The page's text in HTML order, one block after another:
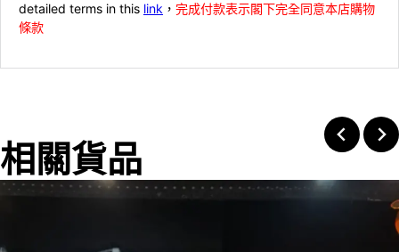
detailed terms in this link ， 完成付款表示閣下完全同意本店購物
條款
相關貨品